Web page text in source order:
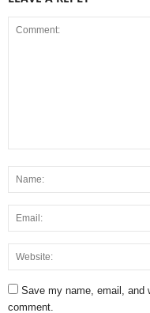
Save my name, email, and
comment.